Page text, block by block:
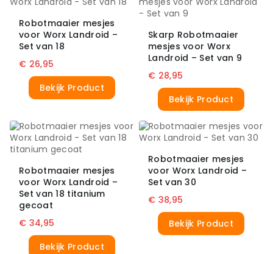
Robotmaaier mesjes
voor Worx Landroid –
Set van 18
€ 26,95
Bekijk Product
Skarp Robotmaaier
mesjes voor Worx
Landroid – Set van 9
€ 28,95
Bekijk Product
Robotmaaier mesjes
voor Worx Landroid –
Set van 18 titanium
gecoat
€ 34,95
Bekijk Product
Robotmaaier mesjes
voor Worx Landroid –
Set van 30
€ 38,95
Bekijk Product